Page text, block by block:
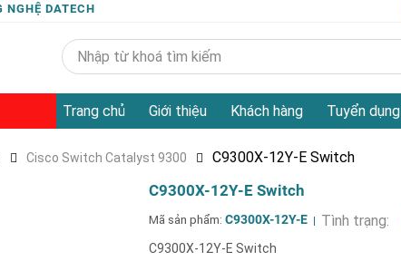
NGHỆ DATECH
Trang chủ Giới thiệu Khách hàng Tuyển dụng
Cisco Switch Catalyst 9300 C9300X-12Y-E Switch
C9300X-12Y-E Switch
Mã sản phẩm:C9300X-12Y-E Tình trạng:
C9300X-12Y-E Switch